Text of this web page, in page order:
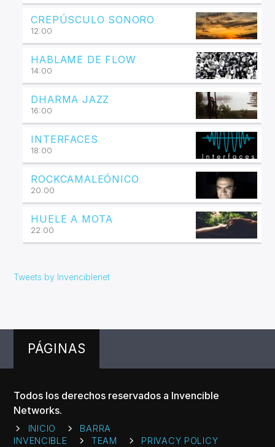
CREPÚSCULO SONORO
12:00
HABLAME DE FLOW
14:00
DHARMA JAZZ
16:00
INTERFACES
18:00
ROCKCAMALEÓNICO
20:00
HUELE A MOTA
22:00
Tweets by Invenciblenet
PÁGINAS
Todos los derechos reservados a Invencible
Networks.
INICIO
BARRA
INVENCIBLE
TEAM PRIVACY POLICY